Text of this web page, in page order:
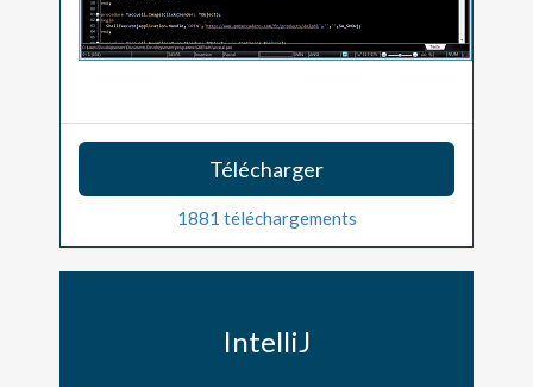
Télécharger
1881 téléchargements
IntelliJ